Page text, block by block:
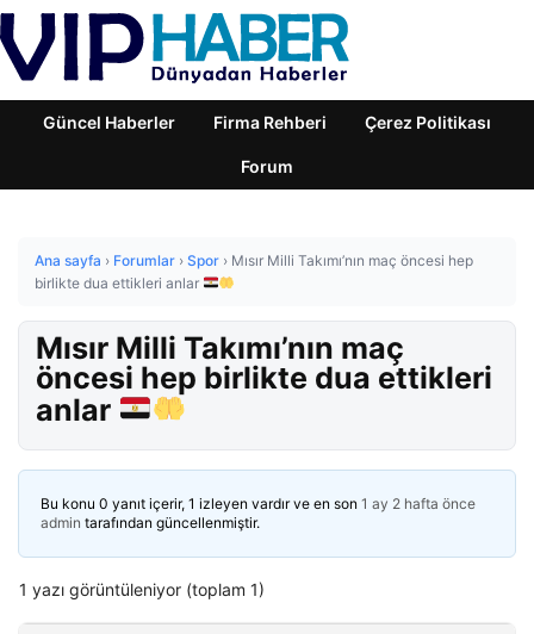
Güncel Haberler Firma Rehberi Çerez Politikası
Forum
Ana sayfa › Forumlar › Spor › Mısır Milli Takımı’nın maç öncesi hep
birlikte dua ettikleri anlar
Mısır Milli Takımı’nın maç
öncesi hep birlikte dua ettikleri
anlar
Bu konu 0 yanıt içerir, 1 izleyen vardır ve en son 1 ay 2 hafta önce
admin tarafından güncellenmiştir.
1 yazı görüntüleniyor (toplam 1)